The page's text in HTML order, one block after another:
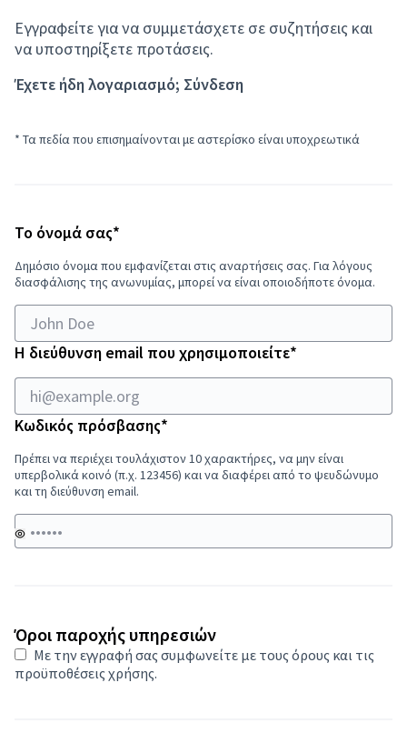
Εγγραφείτε για να συμμετάσχετε σε συζητήσεις και
να υποστηρίξετε προτάσεις.
Έχετε ήδη λογαριασμό; Σύνδεση
* Τα πεδία που επισημαίνονται με αστερίσκο είναι υποχρεωτικά
Το όνομά σας*
Δημόσιο όνομα που εμφανίζεται στις αναρτήσεις σας. Για λόγους
διασφάλισης της ανωνυμίας, μπορεί να είναι οποιοδήποτε όνομα.
Η διεύθυνση email που χρησιμοποιείτε*
Κωδικός πρόσβασης*
Πρέπει να περιέχει τουλάχιστον 10 χαρακτήρες, να μην είναι
υπερβολικά κοινό (π.χ. 123456) και να διαφέρει από το ψευδώνυμο
και τη διεύθυνση email.
Όροι παροχής υπηρεσιών
Με την εγγραφή σας συμφωνείτε με τους όρους και τις
προϋποθέσεις χρήσης.